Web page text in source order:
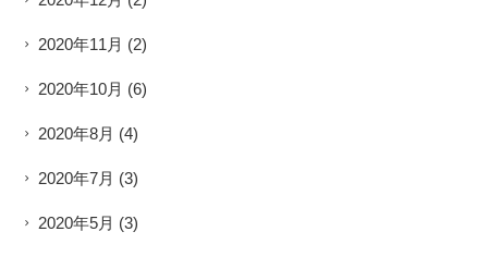
2020年11月 (2)
2020年10月 (6)
2020年8月 (4)
2020年7月 (3)
2020年5月 (3)